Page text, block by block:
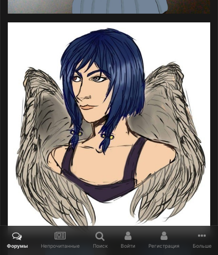
Форумы Непрочитанные Поиск Войти Регистрация Больше